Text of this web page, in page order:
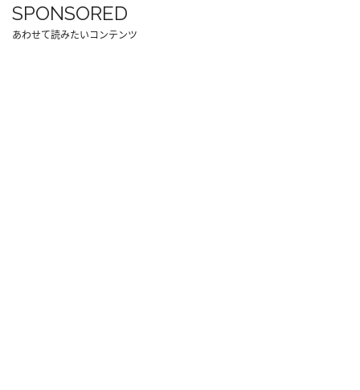
SPONSORED
あわせて読みたいコンテンツ